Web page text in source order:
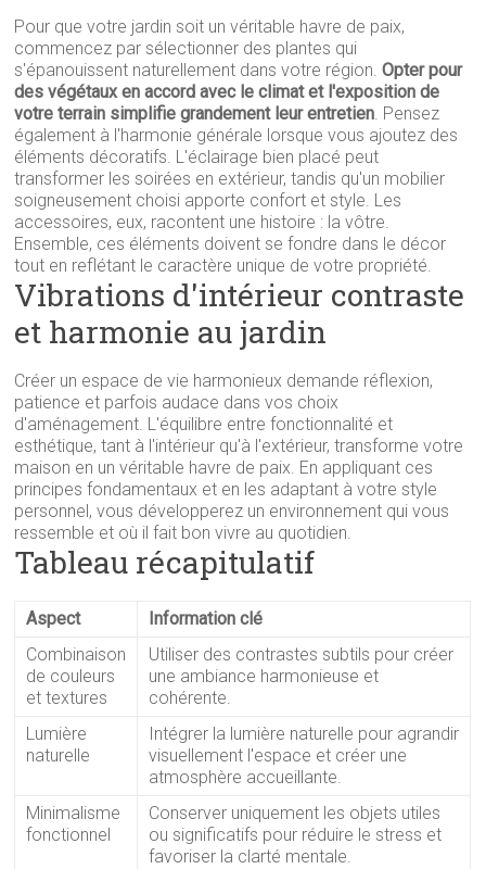
Pour que votre jardin soit un véritable havre de paix,
commencez par sélectionner des plantes qui
s'épanouissent naturellement dans votre région.Opter pour
des végétaux en accord avec le climat et l'exposition de
votre terrain simplifie grandement leur entretien. Pensez
également à l'harmonie générale lorsque vous ajoutez des
éléments décoratifs. L'éclairage bien placé peut
transformer les soirées en extérieur, tandis qu'un mobilier
soigneusement choisi apporte confort et style. Les
accessoires, eux, racontent une histoire : la vôtre.
Ensemble, ces éléments doivent se fondre dans le décor
tout en reflétant le caractère unique de votre propriété.
Vibrations d'intérieur contraste
et harmonie au jardin
Créer un espace de vie harmonieux demande réflexion,
patience et parfois audace dans vos choix
d'aménagement. L'équilibre entre fonctionnalité et
esthétique, tant à l'intérieur qu'à l'extérieur, transforme votre
maison en un véritable havre de paix. En appliquant ces
principes fondamentaux et en les adaptant à votre style
personnel, vous développerez un environnement qui vous
ressemble et où il fait bon vivre au quotidien.
Tableau récapitulatif
Aspect
Information clé
Combinaison
de couleurs
et textures
Utiliser des contrastes subtils pour créer
une ambiance harmonieuse et
cohérente.
Lumière
naturelle
Intégrer la lumière naturelle pour agrandir
visuellement l'espace et créer une
atmosphère accueillante.
Minimalisme
fonctionnel
Conserver uniquement les objets utiles
ou significatifs pour réduire le stress et
favoriser la clarté mentale.